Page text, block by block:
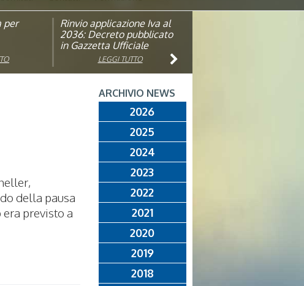
per
Rinvio applicazione Iva al
2036: Decreto pubblicato
in Gazzetta Ufficiale
LEGGI TUTTO
alto
il bando
Visita veterinaria annuale
LEGGI TUTTO
della pausa
previsto a
ARCHIVIO NEWS
2026
2025
2024
2023
2022
2021
2020
2019
2018